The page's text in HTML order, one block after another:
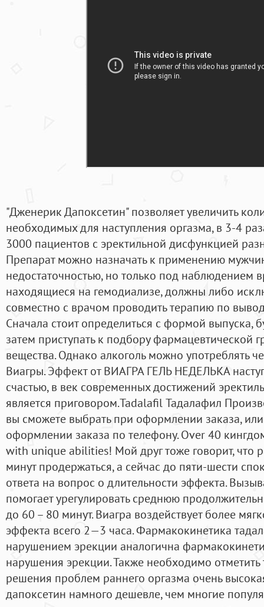
"Дженерик Дапоксетин" позволяет увеличить
необходимых для наступления оргазма, в 3-4
3000 пациентов с эректильной дисфункцией
Препарат можно назначать к применению
недостаточностью, но только под наблюдением
находящиеся на гемодиализе, должны либо
совместно с врачом проводить терапию по
Сначала стоит определиться с формой выпуска,
затем приступать к подбору фармацевтической
вещества. Однако алкоголь можно употреблять
Виагры. Эффект от ВИАГРА ГЕЛЬ НЕДЕЛЬКА
счастью, в век современных достижений
является приговором.Tadalafil Тадалафил
вы сможете выбрать при оформлении заказа,
оформлении заказа по телефону. Over 40
with unique abilities! Мой друг тоже говорит, что
минут продержаться, а сейчас до пяти-шести
ответа на вопрос о длительности эффекта.
помогает урегулировать среднюю
до 60 – 80 минут. Виагра воздействует более
эффекта всего 2—3 часа. Фармакокинетика
нарушением эрекции аналогична
нарушения эрекции. Также необходимо отметить
решения проблем раннего оргазма очень
дапоксетин намного дешевле, чем многие